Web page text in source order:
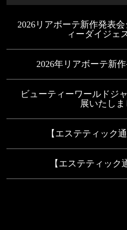
2026リアボーテ新作発表
ィーダイジェ
2026年リアボーテ新
ビューティーワールドジ
展いたしま
【エステティック
【エステティック